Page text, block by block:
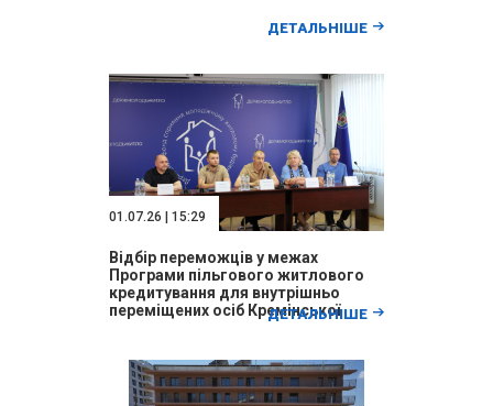
ДЕТАЛЬНІШЕ
01.07.26 | 15:29
Відбір переможців у межах
Програми пільгового житлового
кредитування для внутрішньо
переміщених осіб Кремінської
ДЕТАЛЬНІШЕ